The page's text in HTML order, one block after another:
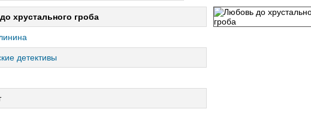
хрустального гроба
детективы